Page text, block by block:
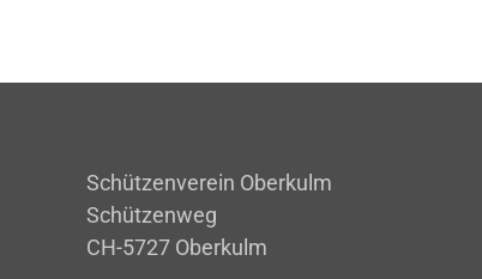
Schützenverein Oberkulm
Schützenweg
CH-5727 Oberkulm